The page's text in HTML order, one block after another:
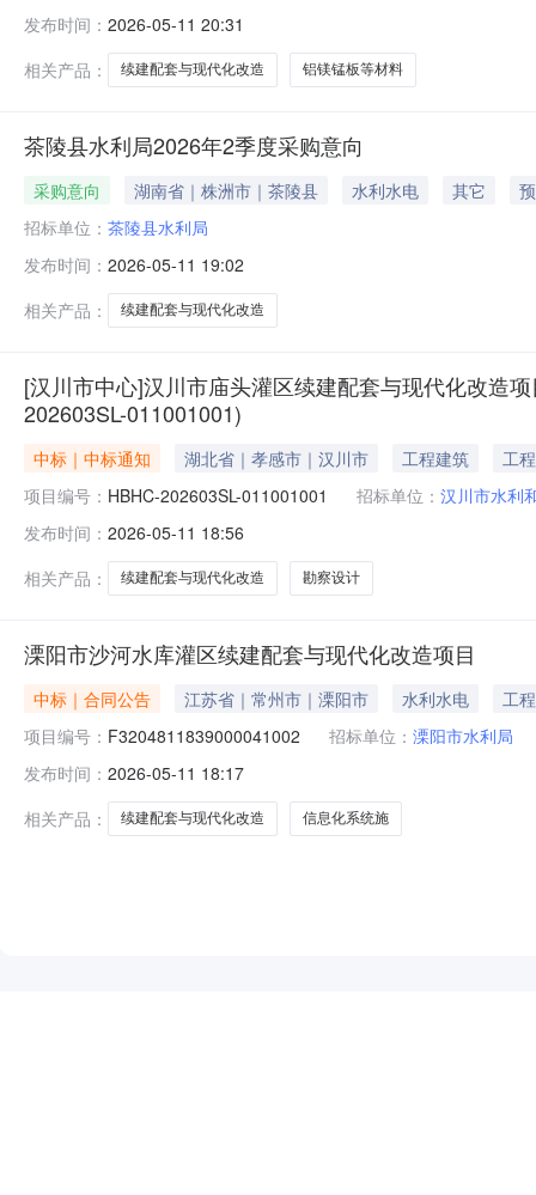
发布时间： 2026-05-11 20:31
相关产品：
续建配套与现代化改造 铝镁锰板等材料
茶陵县水利局2026年2季度采购意向
采购意向 湖南省｜株洲市｜茶陵县 水利水电 其它
招标单位： 茶陵县水利局
发布时间： 2026-05-11 19:02
相关产品：
续建配套与现代化改造
[汉川市中心]汉川市庙头灌区续建配套与现代化改造
202603SL-011001001)
中标｜中标通知 湖北省｜孝感市｜汉川市 工程建筑
工程
项目编号： HBHC-202603SL-011001001 招标单位： 汉川市水利
发布时间： 2026-05-11 18:56
相关产品：
续建配套与现代化改造 勘察设计
溧阳市沙河水库灌区续建配套与现代化改造项目
中标｜合同公告 江苏省｜常州市｜溧阳市 水利水电
工程
项目编号： F3204811839000041002 招标单位： 溧阳市水利局
发布时间： 2026-05-11 18:17
相关产品：
续建配套与现代化改造 信息化系统施